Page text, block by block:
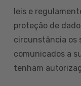
leis e
proteção de
circunstância os
comunicados a
tenham